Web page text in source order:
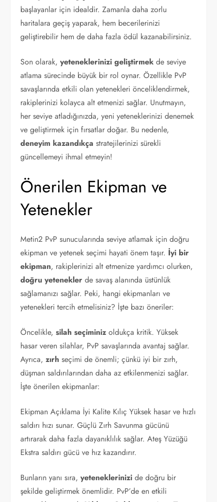
başlayanlar için idealdir. Zamanla daha zorlu
haritalara geçiş yaparak, hem becerilerinizi
geliştirebilir hem de daha fazla ödül kazanabilirsiniz.
Son olarak,yeteneklerinizi geliştirmek de seviye
atlama sürecinde büyük bir rol oynar. Özellikle PvP
savaşlarında etkili olan yetenekleri önceliklendirmek,
rakiplerinizi kolayca alt etmenizi sağlar. Unutmayın,
her seviye atladığınızda, yeni yeteneklerinizi denemek
ve geliştirmek için fırsatlar doğar. Bu nedenle,
deneyim kazandıkça stratejilerinizi sürekli
güncellemeyi ihmal etmeyin!
Önerilen Ekipman ve
Yetenekler
Metin2 PvP sunucularında seviye atlamak için doğru
ekipman ve yetenek seçimi hayati önem taşır. İyi bir
ekipman, rakiplerinizi alt etmenize yardımcı olurken,
doğru yetenekler de savaş alanında üstünlük
sağlamanızı sağlar. Peki, hangi ekipmanları ve
yetenekleri tercih etmelisiniz? İşte bazı öneriler:
Öncelikle,silah seçiminiz oldukça kritik. Yüksek
hasar veren silahlar, PvP savaşlarında avantaj sağlar.
Ayrıca,zırh seçimi de önemli; çünkü iyi bir zırh,
düşman saldırılarından daha az etkilenmenizi sağlar.
İşte önerilen ekipmanlar:
Ekipman Açıklama İyi Kalite Kılıç Yüksek hasar ve hızlı
saldırı hızı sunar. Güçlü Zırh Savunma gücünü
artırarak daha fazla dayanıklılık sağlar. Ateş Yüzüğü
Ekstra saldırı gücü ve hız kazandırır.
Bunların yanı sıra,yeteneklerinizi de doğru bir
şekilde geliştirmek önemlidir. PvP’de en etkili